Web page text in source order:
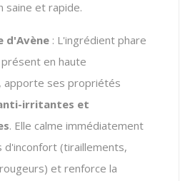
saine et rapide.
d'Avène : L'ingrédient phare
en haute
apporte ses propriétés
irritantes et
. Elle calme immédiatement
d'inconfort (tiraillements,
et renforce la